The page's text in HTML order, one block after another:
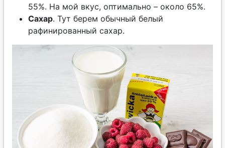
55%. На мой вкус, оптимально – около 65%.
Сахар. Тут берем обычный белый
рафинированный сахар.